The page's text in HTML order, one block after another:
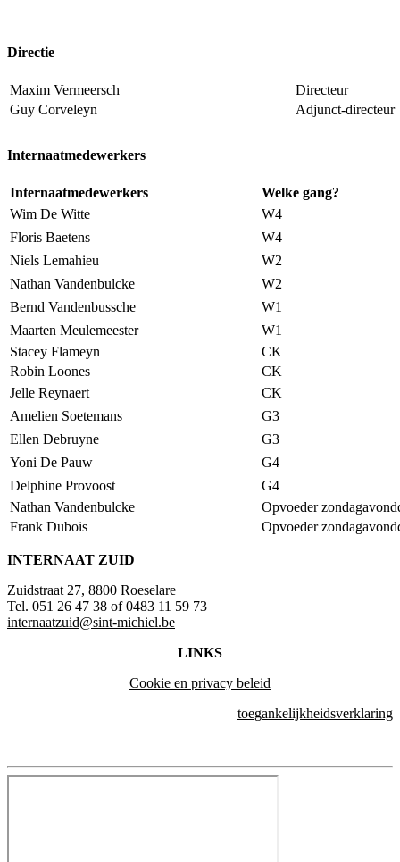
Directie
Maxim Vermeersch
Directeur
Guy Corveleyn
Adjunct-directeur
Internaatmedewerkers
Internaatmedewerkers
Welke gang?
Wim De Witte
W4
Floris Baetens
W4
Niels Lemahieu
W2
Nathan Vandenbulcke
W2
Bernd Vandenbussche
W1
Maarten Meulemeester
W1
Stacey Flameyn
CK
Robin Loones
CK
Jelle Reynaert
CK
Amelien Soetemans
G3
Ellen Debruyne
G3
Yoni De Pauw
G4
Delphine Provoost
G4
Nathan Vandenbulcke
Opvoeder
Frank Dubois
Opvoeder
INTERNAAT ZUID
Zuidstraat 27, 8800 Roeselare
Tel. 051 26 47 38 of 0483 11 59 73
internaatzuid@sint-michiel.be
LINKS
Cookie en privacy beleid
toegankelijkheidsverklaring